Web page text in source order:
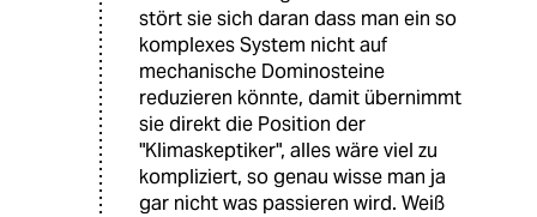
stört sie sich daran dass man ein so
komplexes System nicht auf
mechanische Dominosteine
reduzieren könnte, damit übernimmt
sie direkt die Position der
"Klimaskeptiker", alles wäre viel zu
kompliziert, so genau wisse man ja
gar nicht was passieren wird. Weiß